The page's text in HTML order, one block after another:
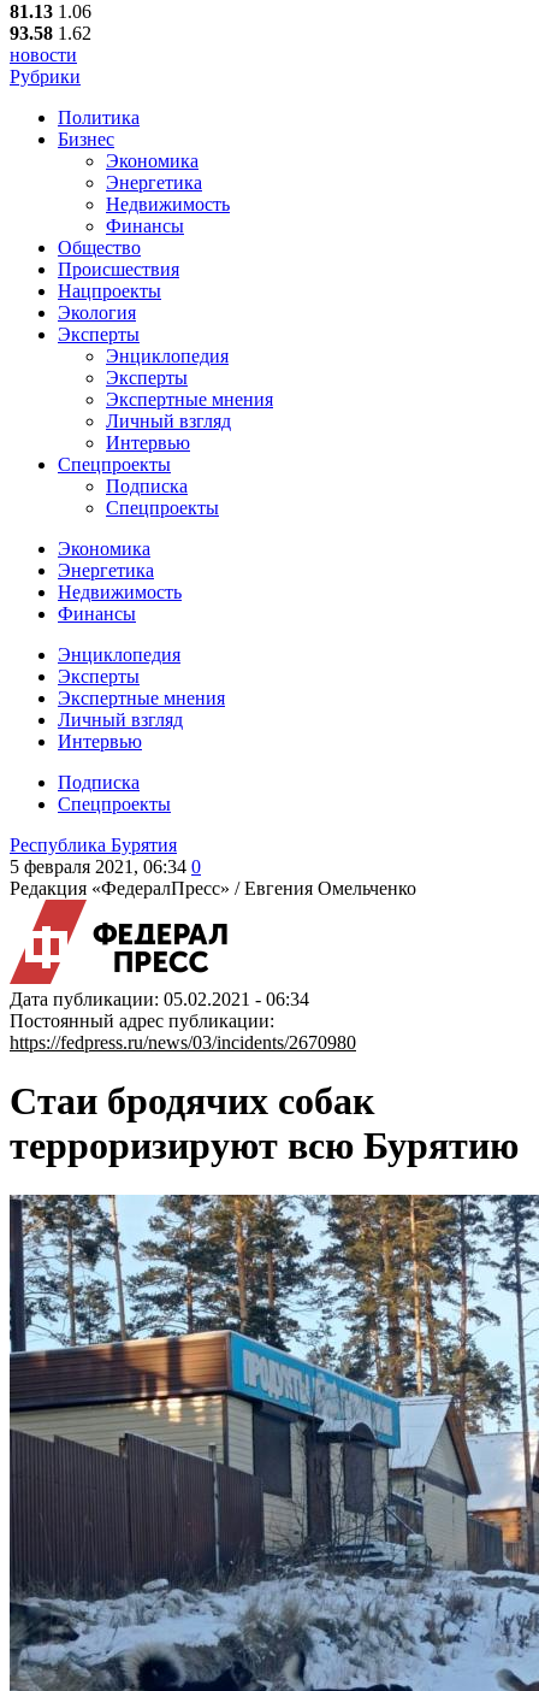
81.13 1.06
93.58 1.62
новости
Рубрики
Политика
Бизнес
Экономика
Энергетика
Недвижимость
Финансы
Общество
Происшествия
Нацпроекты
Экология
Эксперты
Энциклопедия
Эксперты
Экспертные мнения
Личный взгляд
Интервью
Спецпроекты
Подписка
Спецпроекты
Экономика
Энергетика
Недвижимость
Финансы
Энциклопедия
Эксперты
Экспертные мнения
Личный взгляд
Интервью
Подписка
Спецпроекты
Республика Бурятия
5 февраля 2021, 06:34 0
Редакция «ФедералПресс» /Евгения Омельченко
Дата публикации: 05.02.2021 - 06:34
Постоянный адрес публикации:
https://fedpress.ru/news/03/incidents/2670980
Стаи бродячих собак
терроризируют всю Бурятию